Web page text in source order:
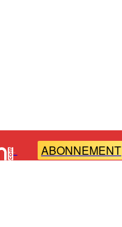
- ABONNEMENT